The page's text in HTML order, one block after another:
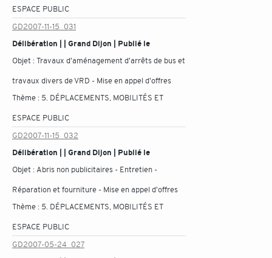
ESPACE PUBLIC
GD2007-11-15_031
Délibération | | Grand Dijon | Publié le
Objet :Travaux d'aménagement d'arrêts de bus et
travaux divers de VRD - Mise en appel d'offres
Thème : 5. DÉPLACEMENTS, MOBILITÉS ET
ESPACE PUBLIC
GD2007-11-15_032
Délibération | | Grand Dijon | Publié le
Objet : Abris non publicitaires - Entretien -
Réparation et fourniture - Mise en appel d'offres
Thème : 5. DÉPLACEMENTS, MOBILITÉS ET
ESPACE PUBLIC
GD2007-05-24_027